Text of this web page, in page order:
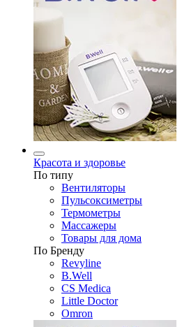
Красота и здоровье
По типу
Вентиляторы
Пульсоксиметры
Термометры
Массажеры
Товары для дома
По Бренду
Revyline
B.Well
CS Medica
Little Doctor
Omron